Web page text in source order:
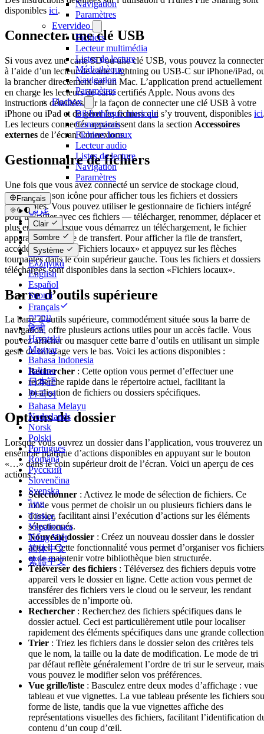
Navigation
Paramètres
Evervideo
Fichiers
Lecteur multimédia
Listes de lecture
Médiathèque
Navigation
Paramètres
Flacbox
Bibliothèque musicale
Connexions
Fichiers locaux
Lecteur audio
Listes de lecture
Navigation
Paramètres
Français
عربي
Català
Čeština
Dansk
Deutsch
Ελληνικά
English
Español
Suomi
Français
עברית
हिन्दी
Hrvatski
Magyar
Bahasa Indonesia
Italiano
日本語
한국어
Bahasa Melayu
Nederlands
Norsk
Polski
Português
Română
Русский
Slovenčina
Svenska
ไทย
Türkçe
Українська
Tiếng Việt
简体中文
繁體中文
Clair
Sombre
Système
disponibles ici.
Connecter une clé USB
Si vous avez une carte SD ou une clé USB, vous pouvez la connecter
à l’aide d’un lecteur de carte Lightning ou USB-C sur iPhone/iPad,
la brancher directement sur un Mac. L’application prend actuellement
en charge les lecteurs de carte certifiés Apple. Nous avons des
instructions détaillées sur la façon de connecter une clé USB à votre
iPhone ou iPad et de gérer les fichiers qui s’y trouvent, disponibles ici
Les lecteurs connectés apparaissent dans la section Accessoires
externes de l’écran Connexions.
Gestionnaire de fichiers
Une fois que vous avez connecté un service de stockage cloud,
appuyez sur son icône pour afficher tous les fichiers et dossiers
disponibles. Vous pouvez utiliser le gestionnaire de fichiers intégré
pour travailler avec ces fichiers — télécharger, renommer, déplacer et
plus encore. Lorsque vous démarrez un téléchargement, le fichier
apparaît dans la file de transfert. Pour afficher la file de transfert,
accédez à l’onglet «Fichiers locaux» et appuyez sur les flèches
tournantes dans le coin supérieur gauche. Tous les fichiers et dossiers
téléchargés sont disponibles dans la section «Fichiers locaux».
Barre d’outils supérieure
La barre d’outils supérieure, commodément située sous la barre de
navigation, offre plusieurs actions utiles pour un accès facile. Vous
pouvez afficher ou masquer cette barre d’outils en utilisant un simple
geste de balayage vers le bas. Voici les actions disponibles :
Rechercher : Cette option vous permet d’effectuer une
recherche rapide dans le répertoire actuel, facilitant la
localisation de fichiers ou dossiers spécifiques.
Options de dossier
Lorsque vous ouvrez un dossier dans l’application, vous trouverez un
ensemble pratique d’actions disponibles en appuyant sur le bouton
«…» dans le coin supérieur droit de l’écran. Voici un aperçu de ces
actions :
Sélectionner : Activez le mode de sélection de fichiers. Ce
mode vous permet de choisir un ou plusieurs fichiers dans le
dossier, facilitant ainsi l’exécution d’actions sur les éléments
sélectionnés.
Nouveau dossier : Créez un nouveau dossier dans le dossier
actuel. Cette fonctionnalité vous permet d’organiser vos fichiers
et de maintenir votre bibliothèque bien structurée.
Téléverser des fichiers : Téléversez des fichiers depuis votre
appareil vers le dossier en ligne. Cette action vous permet de
transférer des fichiers vers le cloud ou le serveur, les rendant
accessibles de n’importe où.
Rechercher : Recherchez des fichiers spécifiques dans le
dossier actuel. Ceci est particulièrement utile pour localiser
rapidement des éléments spécifiques dans une grande
Trier : Triez les fichiers dans le dossier selon des critères tels
que le nom, la taille ou la date de modification. Le mode de tri
par défaut reflète généralement l’ordre de tri sur le serveur, mais
vous pouvez le modifier selon vos préférences.
Vue grille/liste : Basculez entre deux modes d’affichage : vue
tableau et vue vignettes. La vue tableau présente les fichiers
forme de liste, tandis que la vue vignettes affiche des
représentations visuelles des fichiers, facilitant l’identification
contenu d’un coup d’œil.